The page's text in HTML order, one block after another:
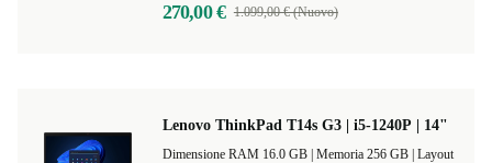
270,00 € 1.099,00 € (Nuovo)
Lenovo ThinkPad T14s G3 | i5-1240P | 14"
Layout